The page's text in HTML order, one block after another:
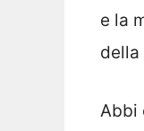
e la
della
Abbi